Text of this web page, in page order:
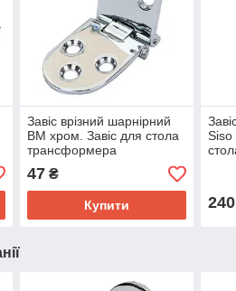
Завіс врізний шарнірний
ВМ хром. Завіс для стола
трансформера
47₴
Купити
Siso